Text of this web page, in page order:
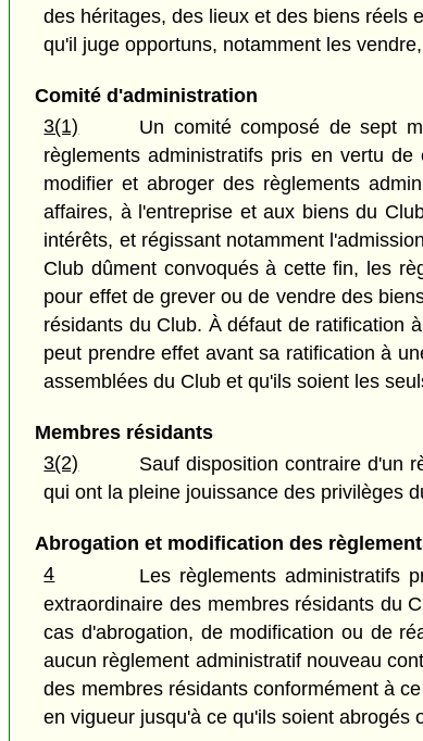
des héritages, des lieux et des biens réels
qu'il juge opportuns, notamment les
Comité d'administration
3(1)
Un comité composé de sept
règlements administratifs pris en vertu
modifier et abroger des règlements
affaires, à l'entreprise et aux biens du
intérêts, et régissant notamment
Club dûment convoqués à cette fin, les
pour effet de grever ou de vendre des
résidants du Club. À défaut de ratification
peut prendre effet avant sa ratification à
assemblées du Club et qu'ils soient les
Membres résidants
3(2)
Sauf disposition contraire d'un
qui ont la pleine jouissance des privilèges
Abrogation et modification des
4
Les règlements administratifs
extraordinaire des membres résidants du
cas d'abrogation, de modification ou de
aucun règlement administratif nouveau
des membres résidants conformément à
en vigueur jusqu'à ce qu'ils soient abrogés